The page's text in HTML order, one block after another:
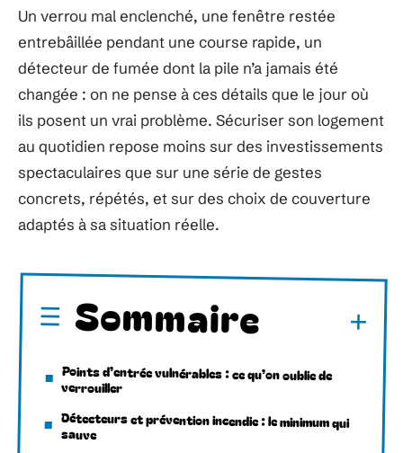
Un verrou mal enclenché, une fenêtre restée
entrebâillée pendant une course rapide, un
détecteur de fumée dont la pile n’a jamais été
changée : on ne pense à ces détails que le jour où
ils posent un vrai problème. Sécuriser son logement
au quotidien repose moins sur des investissements
spectaculaires que sur une série de gestes
concrets, répétés, et sur des choix de couverture
adaptés à sa situation réelle.
Sommaire
Points d’entrée vulnérables : ce qu’on oublie de
verrouiller
Détecteurs et prévention incendie : le minimum qui
sauve